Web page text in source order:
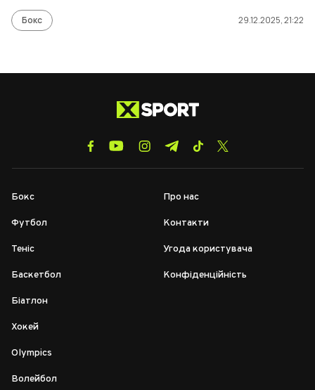
Бокс 29.12.2025, 21:22
Бокс
Футбол
Теніс
Баскетбол
Біатлон
Хокей
Olympics
Волейбол
Про нас
Контакти
Угода користувача
Конфіденційність